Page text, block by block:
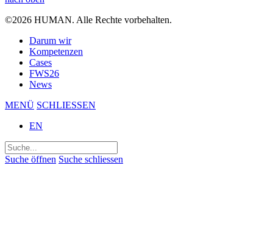
©2026 HUMAN. Alle Rechte vorbehalten.
Darum wir
Kompetenzen
Cases
FWS26
News
MENÜ SCHLIESSEN
EN
Suchen
nach:
Suche öffnen Suche schliessen